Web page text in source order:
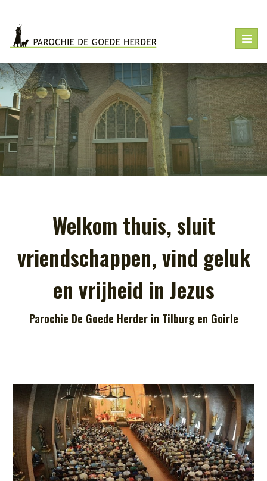
Welkom thuis, sluit
vriendschappen, vind geluk
en vrijheid in Jezus
Parochie De Goede Herder in Tilburg en Goirle